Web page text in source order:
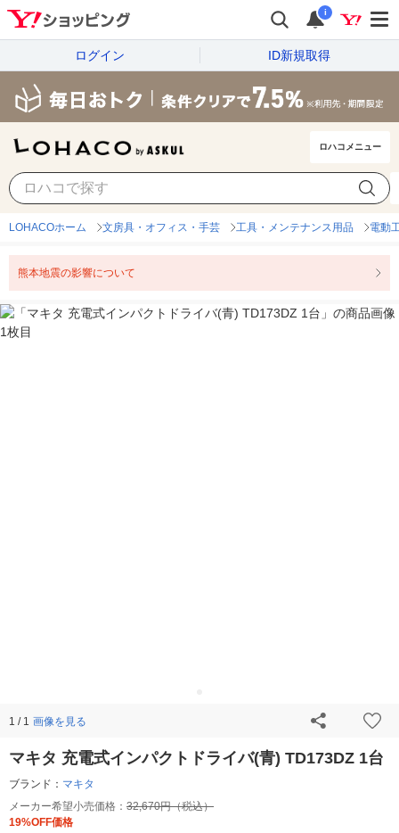
i
ログイン ID新規取得
ロハコメニュー
LOHACOホーム 文房具・オフィス・手芸 工具・メンテナンス用品 電動
熊本地震の影響について
1 / 1 画像を見る
マキタ 充電式インパクトドライバ(青) TD173DZ 1台
ブランド： マキタ
メーカー希望小売価格： 32,670円（税込）
19%OFF価格